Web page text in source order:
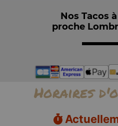
Nos Tacos
proche
Horaires